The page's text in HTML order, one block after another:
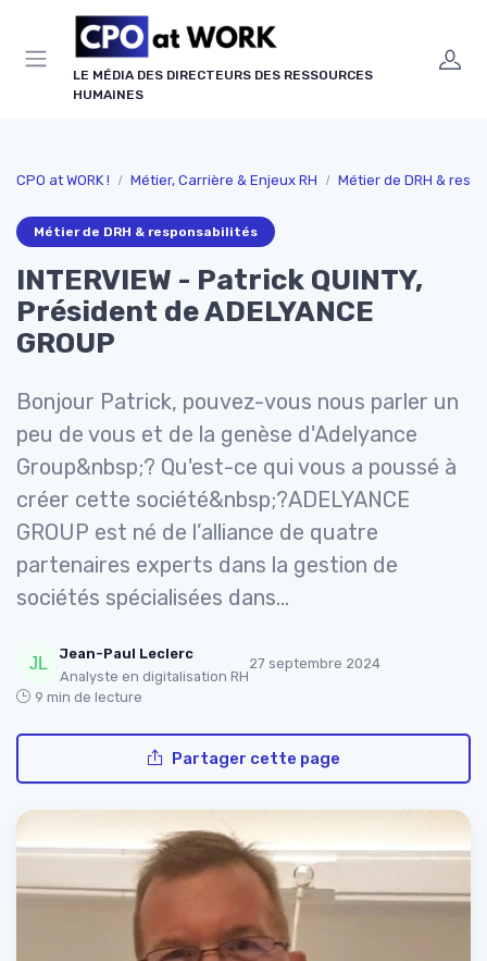
LE MÉDIA DES DIRECTEURS DES RESSOURCES
HUMAINES
CPO at WORK ! Métier, Carrière & Enjeux RH Métier de DRH &
Métier de DRH & responsabilités
INTERVIEW - Patrick QUINTY,
Président de ADELYANCE
GROUP
Bonjour Patrick, pouvez-vous nous parler un
peu de vous et de la genèse d'Adelyance
Group&nbsp;? Qu'est-ce qui vous a poussé à
créer cette société&nbsp;?ADELYANCE
GROUP est né de l’alliance de quatre
partenaires experts dans la gestion de
sociétés spécialisées dans...
Jean-Paul Leclerc
Analyste en digitalisation RH
27 septembre 2024
9 min de lecture
Partager cette page
Panneau de gestion des cookies